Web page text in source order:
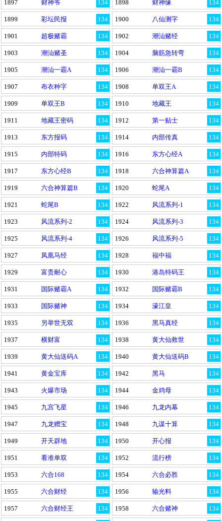
134
1897 财神爷 134
1898 财神缘
134
1899 彩坛民报 134
1900 八仙测字
134
1901 超极赌霸 134
1902 潮汕赌经
134
1903 潮汕赌圣 134
1904 脑筋急转弯
134
1905 潮汕一霸A 134
1906 潮汕一霸B
134
1907 布衣种字 134
1908 单双王A
134
1909 单双王B 134
1910 地藏王
134
1911 地藏王密码 134
1912 第一贴士
134
1913 东方报码 134
1914 内部传真
134
1915 内部特码 134
1916 东方心经A
134
1917 东方心经B 134
1918 六合神算篇A
134
1919 六合神算篇B 134
1920 蛇尾A
134
1921 蛇尾B 134
1922 风流系列-1
134
1923 风流系列-2 134
1924 风流系列-3
134
1925 风流系列-4 134
1926 风流系列-5
134
1927 凤凰马经 134
1928 福中福
134
1929 富贵耐心 134
1930 港岛特码王
134
1931 国际赌霸A 134
1932 国际赌霸B
134
1933 国际赌神 134
1934 濠江皇
134
1935 另举世无双 134
1936 黑马真经
134
1937 横财富 134
1938 黄大仙救世
134
1939 黄大仙送码A 134
1940 黄大仙送码B
134
1941 黄金宝库 134
1942 黑马
134
1943 火爆市场 134
1944 金鸡母
134
1945 九宫飞星 134
1946 九龙内幕
134
1947 九龙赠宝 134
1948 九谋十算
134
1949 开天辟地 134
1950 开心报
134
1951 看准单双 134
1952 流行榜
134
1953 六合168 134
1954 六合必胜
134
1955 六合财经 134
1956 输光料
134
1957 六合财经王 134
1958 六合赌神